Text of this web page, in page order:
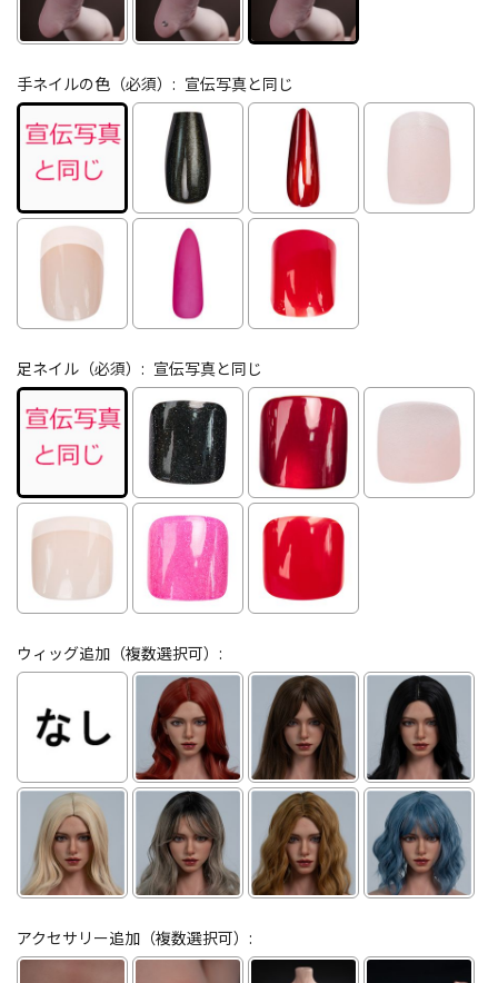
手ネイルの色（必須）: 宣伝写真と同じ
足ネイル（必須）: 宣伝写真と同じ
ウィッグ追加（複数選択可）:
アクセサリー追加（複数選択可）: